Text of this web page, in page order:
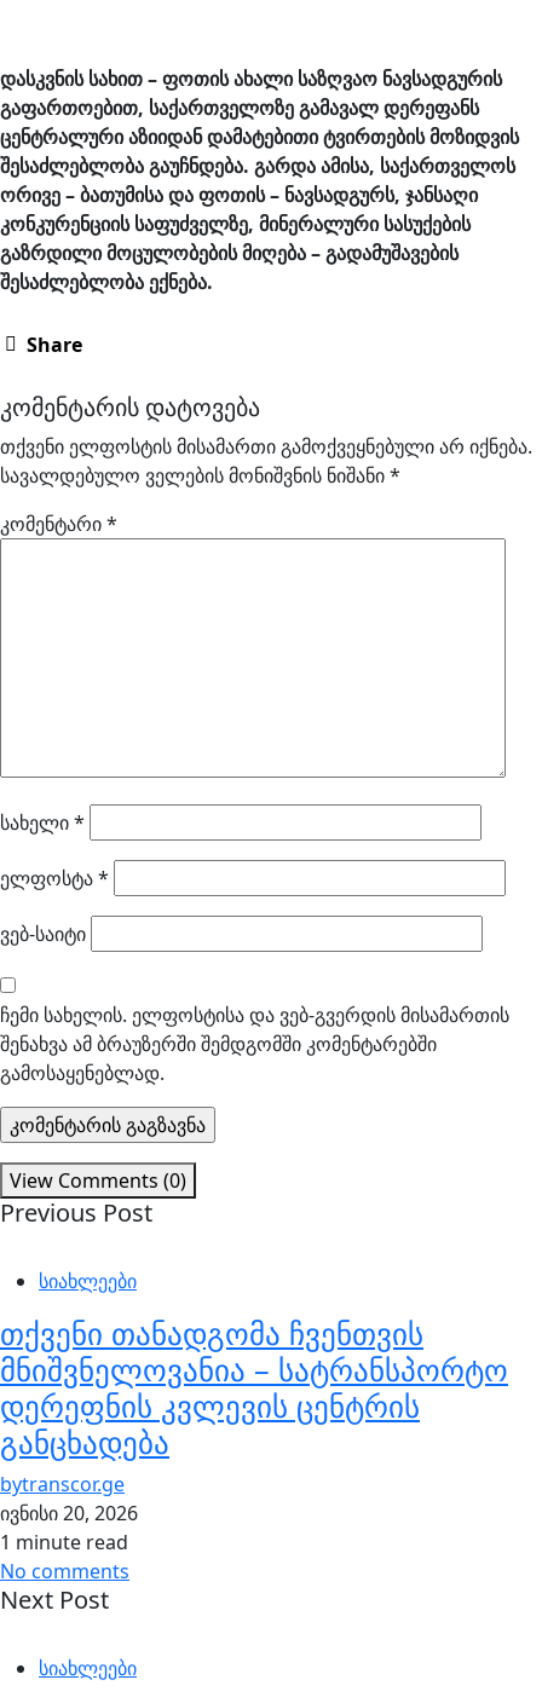
დასკვნის სახით – ფოთის ახალი საზღვაო ნავსადგურის
გაფართოებით, საქართველოზე გამავალ დერეფანს
ცენტრალური აზიიდან დამატებითი ტვირთების მოზიდვის
შესაძლებლობა გაუჩნდება. გარდა ამისა, საქართველოს
ორივე – ბათუმისა და ფოთის – ნავსადგურს, ჯანსაღი
კონკურენციის საფუძველზე, მინერალური სასუქების
გაზრდილი მოცულობების მიღება – გადამუშავების
შესაძლებლობა ექნება.
Share
კომენტარის დატოვება
თქვენი ელფოსტის მისამართი გამოქვეყნებული არ იქნება.
სავალდებულო ველების მონიშვნის ნიშანი*
კომენტარი*
სახელი*
ელფოსტა*
ვებ-საიტი
ჩემი სახელის. ელფოსტისა და ვებ-გვერდის მისამართის
შენახვა ამ ბრაუზერში შემდგომში კომენტარებში
გამოსაყენებლად.
View Comments (0)
Previous Post
სიახლეები
თქვენი თანადგომა ჩვენთვის
მნიშვნელოვანია – სატრანსპორტო
დერეფნის კვლევის ცენტრის
განცხადება
bytranscor.ge
ივნისი 20, 2026
1 minute read
No comments
Next Post
სიახლეები